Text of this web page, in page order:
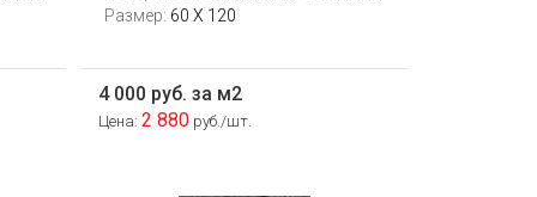
Размер: 60 X 120
4 000 руб. за м2
Цена: 2 880 руб./шт.